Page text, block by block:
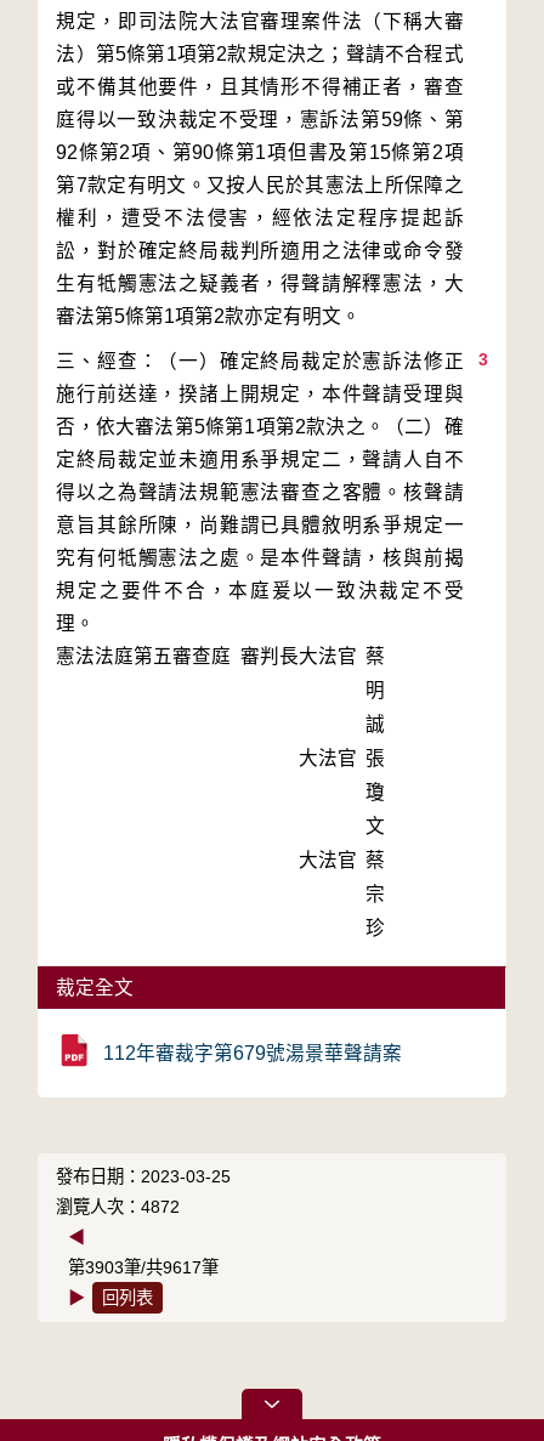
規定，即司法院大法官審理案件法（下稱大審
法）第5條第1項第2款規定決之；聲請不合程式
或不備其他要件，且其情形不得補正者，審查
庭得以一致決裁定不受理，憲訴法第59條、第
92條第2項、第90條第1項但書及第15條第2項
第7款定有明文。又按人民於其憲法上所保障之
權利，遭受不法侵害，經依法定程序提起訴
訟，對於確定終局裁判所適用之法律或命令發
生有牴觸憲法之疑義者，得聲請解釋憲法，大
3
三、經查：（一）確定終局裁定於憲訴法修正
施行前送達，揆諸上開規定，本件聲請受理與
否，依大審法第5條第1項第2款決之。（二）確
定終局裁定並未適用系爭規定二，聲請人自不
得以之為聲請法規範憲法審查之客體。核聲請
意旨其餘所陳，尚難謂已具體敘明系爭規定一
究有何牴觸憲法之處。是本件聲請，核與前揭
規定之要件不合，本庭爰以一致決裁定不受
理。
憲法法庭第五審查庭 審判長大法官 蔡
明
誠
大法官 張
瓊
文
大法官 蔡
宗
珍
裁定全文
112年審裁字第679號湯景華聲請案
發布日期：2023-03-25
瀏覽人次：4872
◀
第3903筆/共9617筆
▶
回列表